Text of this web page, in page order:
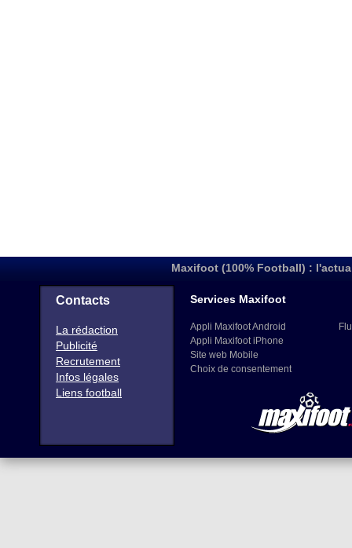
Maxifoot (100% Football) :
Contacts
La rédaction
Publicité
Recrutement
Infos légales
Liens football
Services Maxifoot
Appli Maxifoot Android
Appli Maxifoot iPhone
Site web Mobile
Choix de consentement